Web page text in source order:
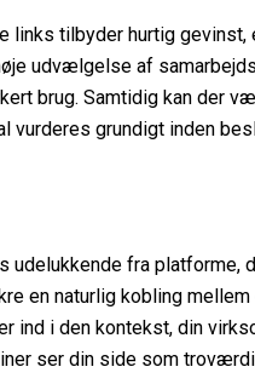
links tilbyder hurtig
udvælgelse af
brug. Samtidig kan der
vurderes grundigt inden
fra platforme,
en naturlig kobling
ind i den kontekst, din
ser din side som